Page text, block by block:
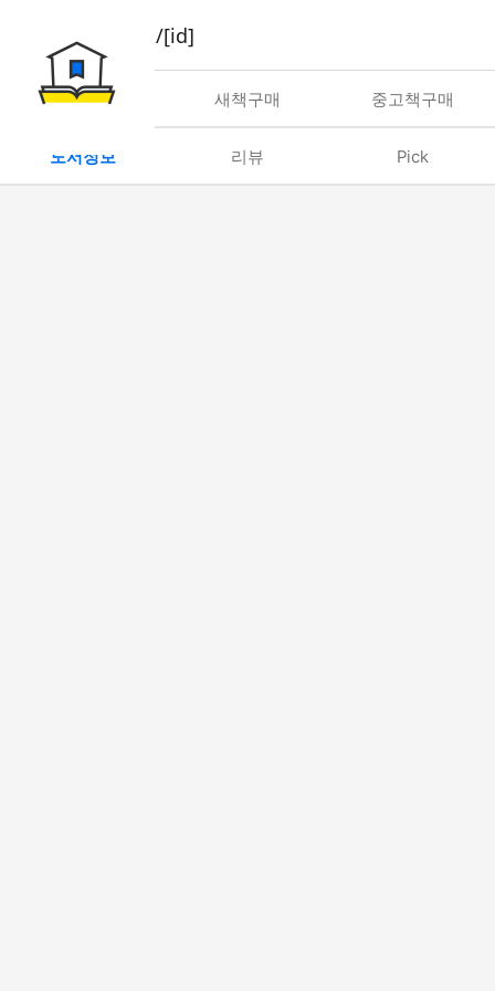
book/rent/[id]
대여 새책구매 중고책구매
도서정보 리뷰 Pick